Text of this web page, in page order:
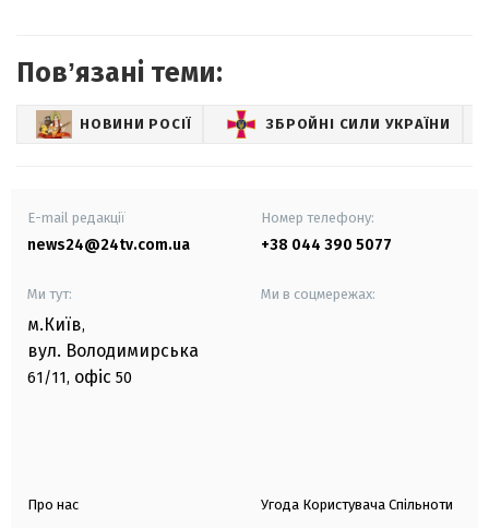
Повʼязані теми:
НОВИНИ РОСІЇ ЗБРОЙНІ СИЛИ УКРАЇНИ
E-mail редакції
news24@24tv.com.ua
Номер телефону:
+38 044 390 5077
Ми тут:
м.Київ,
вул. Володимирська
61/11, офіс 50
Ми в соцмережах:
Про нас Угода Користувача Спільноти